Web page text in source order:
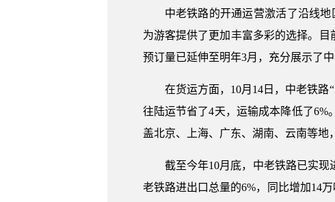
中老铁路的开通运营激活了沿线
为游客提供了更加丰富多彩的选择。目
预订量已延伸至明年3月，充分展示了
在货运方面，10月14日，中老铁路
往陆运节省了4天，运输成本降低了6%
盖北京、上海、广东、湖南、云南等地
截至今年10月底，中老铁路已实
老铁路进出口总量的6%，同比增加14